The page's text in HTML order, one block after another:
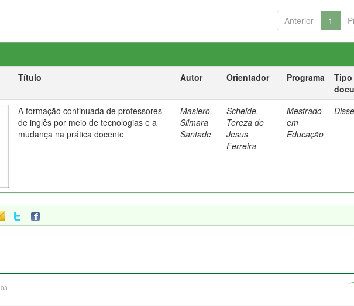
Anterior 1
Título Autor Orientador Programa
Tipo
A formação continuada de professores
de inglês por meio de tecnologias e a
mudança na prática docente
Masiero,
Silmara
Santade
Scheide,
Tereza de
Jesus
Ferreira
Mestrado
em
Educação